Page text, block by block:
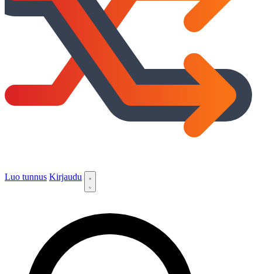
Luo tunnus Kirjaudu